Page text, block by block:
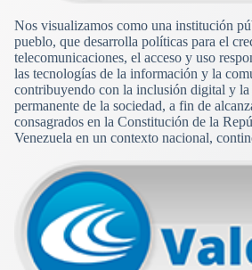
Nos visualizamos como una institución
pueblo, que desarrolla políticas para el
telecomunicaciones, el acceso y uso
las tecnologías de la información y la
contribuyendo con la inclusión digital y la
permanente de la sociedad, a fin de
consagrados en la Constitución de la
Venezuela en un contexto nacional,